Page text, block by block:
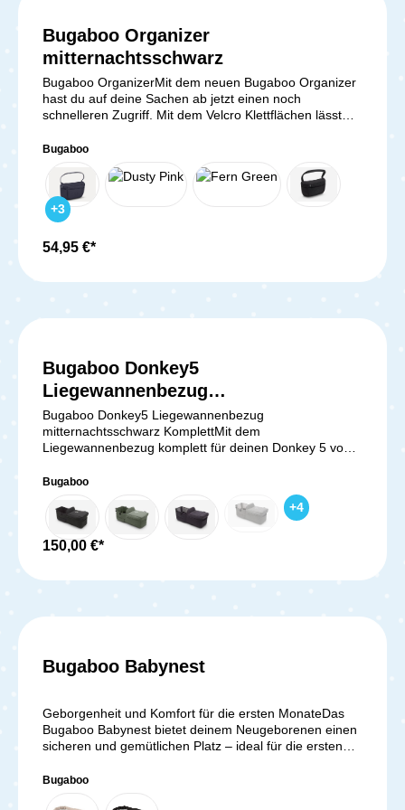
Bugaboo Organizer
mitternachtsschwarz
Bugaboo OrganizerMit dem neuen Bugaboo Organizer
hast du auf deine Sachen ab jetzt einen noch
schnelleren Zugriff. Mit dem Velcro Klettflächen lässt
Sportsitz deines Bugaboo Kinderwagens befestigen. Du
kannst den Organizer zudem auch noch in eine
praktische Handtasche verwandeln.Kompatibel mit allen
Bugaboo Kinderwagen, außer dem Bugaboo Ant.
Bugaboo
+3
54,95 €*
Bugaboo Donkey5
Liegewannenbezug
mitternachtsschwarz Komplett
Bugaboo Donkey5 Liegewannenbezug
mitternachtsschwarz KomplettMit dem
Liegewannenbezug komplett für deinen Donkey 5 von
weiche Stoff schmiegt sich an die Haut deines Babys.
Zudem sind die Premium-Bezüge auch noch
wasserabweisend. Du kannst die Liegewanne einfach
an deinem Donkey 5 Kinderwagensitzrahmen
befestigen. Lieferumfang: 1x Liegewannenbezug 1x
und Matratzenüberzug) 1x Streben
Bugaboo
+4
150,00 €*
Bugaboo Babynest
Geborgenheit und Komfort für die ersten MonateDas
Bugaboo Babynest bietet deinem Neugeborenen einen
sicheren und gemütlichen Platz – ideal für die ersten
atmungsaktive Stoffe und eine ergonomische
Liegefläche sorgen dafür, dass sich dein Baby rundum
Bugaboo